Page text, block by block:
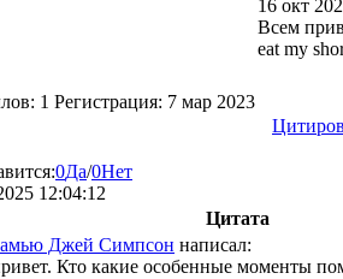
1 Регистрация: 7 мар 2023
16 окт
Всем
eat my
0Да/0Нет
12:04:12
Цитата
Джей Симпсон написал:
Кто какие особенные моменты